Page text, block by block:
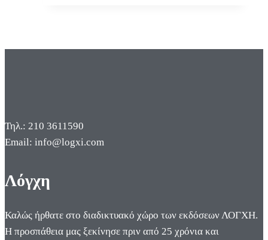
Τηλ.: 210 3611590
Email: info@logxi.com
Λόγχη
Καλώς ήρθατε στο διαδικτυακό χώρο των εκδόσεων ΛΟΓΧΗ.
Η προσπάθεια μας ξεκίνησε πριν από 25 χρόνια και